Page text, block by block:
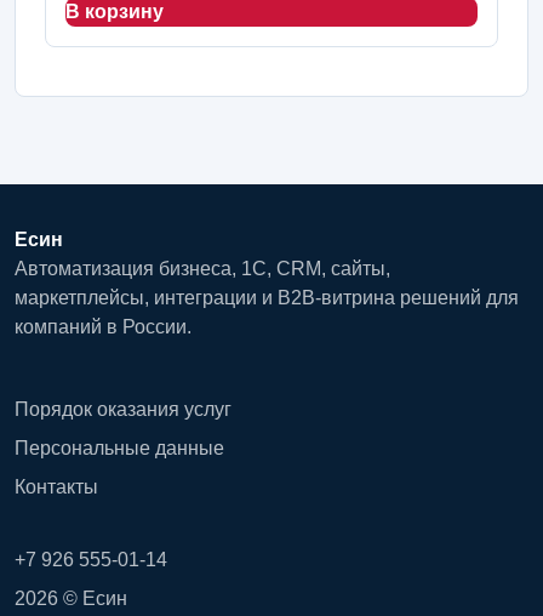
В корзину
Есин
Автоматизация бизнеса, 1С, CRM, сайты,
маркетплейсы, интеграции и B2B-витрина решений для
компаний в России.
Порядок оказания услуг
Персональные данные
Контакты
+7 926 555-01-14
2026 © Есин